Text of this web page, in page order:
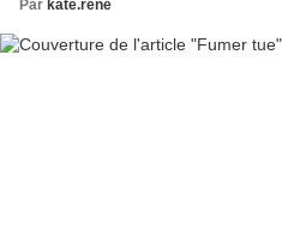
Par kate.rene